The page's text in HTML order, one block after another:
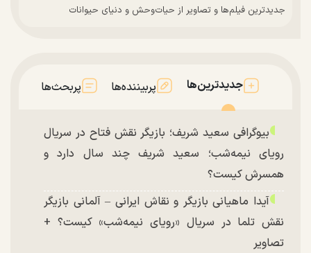
جدیدترین فیلم‌ها و تصاویر از حیات‌وحش و دنیای حیوانات
جدیدترین‌ها پربیننده‌ها پربحث‌ها
بیوگرافی سعید شریف؛ بازیگر نقش فتاح در سریال
رویای نیمه‌شب؛ سعید شریف چند سال دارد و
همسرش کیست؟
آیدا ماهیانی بازیگر و نقاش ایرانی – آلمانی بازیگر
نقش تلما در سریال «رویای نیمه‌شب» کیست؟ +
تصاویر